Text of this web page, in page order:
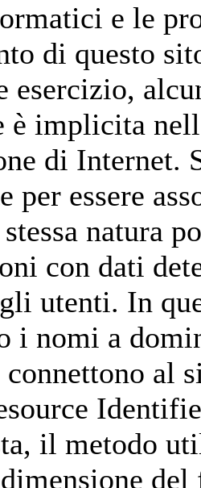
e le
di questo
esercizio,
è implicita
di Internet.
per essere
natura
con dati
utenti. In
i nomi a
connettono al
il metodo